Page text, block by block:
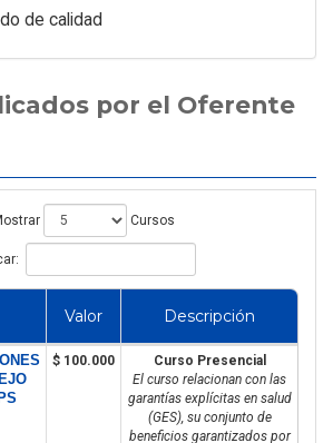
de calidad
por el Oferente
Cursos
Valor Descripción
$ 100.000
Curso Presencial
El curso relacionan con las
garantías explícitas en salud
(GES), su conjunto de
beneficios garantizados por